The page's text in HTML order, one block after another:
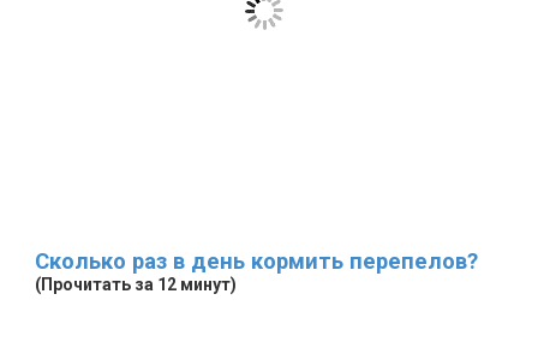
Сколько раз в день кормить перепелов?
(Прочитать за 12 минут)